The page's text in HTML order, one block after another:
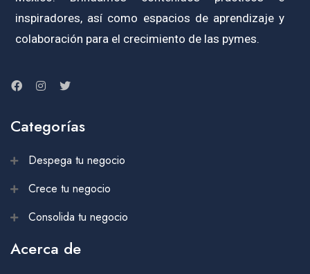
inspiradores, así como espacios de aprendizaje y
colaboración para el crecimiento de las pymes.
Categorías
Despega tu negocio
Crece tu negocio
Consolida tu negocio
Acerca de